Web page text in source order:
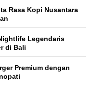
Rasa Kopi Nusantara
Legendaris
di Bali
Premium dengan